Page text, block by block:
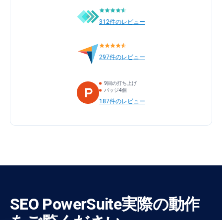
312件のレビュー
297件のレビュー
9回の打ち上げ
バッジ4個
187件のレビュー
SEO PowerSuite実際の動作